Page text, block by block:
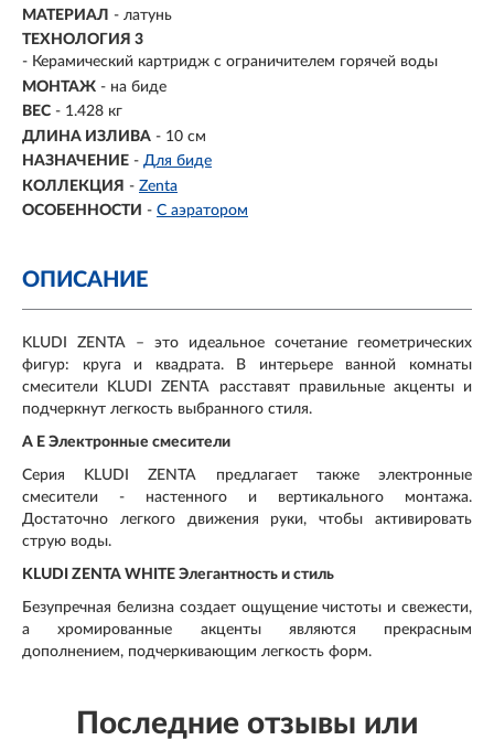
МАТЕРИАЛ - латунь
ТЕХНОЛОГИЯ 3
- Керамический картридж с ограничителем горячей воды
МОНТАЖ - на биде
ВЕС - 1.428 кг
ДЛИНА ИЗЛИВА - 10 см
НАЗНАЧЕНИЕ - Для биде
КОЛЛЕКЦИЯ - Zenta
ОСОБЕННОСТИ - С аэратором
ОПИСАНИЕ
KLUDI ZENTA – это идеальное сочетание геометрических
фигур: круга и квадрата. В интерьере ванной комнаты
смесители KLUDI ZENTA расставят правильные акценты и
подчеркнут легкость выбранного стиля.
A E Электронные смесители
Серия KLUDI ZENTA предлагает также электронные
смесители - настенного и вертикального монтажа.
Достаточно легкого движения руки, чтобы активировать
струю воды.
KLUDI ZENTA WHITE Элегантность и стиль
Безупречная белизна создает ощущение чистоты и свежести,
а хромированные акценты являются прекрасным
дополнением, подчеркивающим легкость форм.
Последние отзывы или